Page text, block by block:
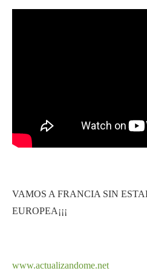
VAMOS A FRANCIA SIN
EUROPEA¡¡¡
www.actualizandome.net